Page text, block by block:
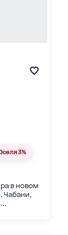
3%
в новом
Чабани,